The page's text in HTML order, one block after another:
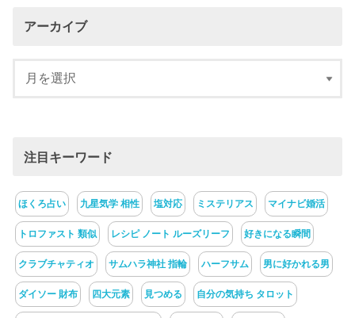
アーカイブ
注目キーワード
ほくろ占い 九星気学 相性 塩対応 ミステリアス マイナビ婚活
トロファスト 類似 レシピ ノート ルーズリーフ 好きになる瞬間
クラブチャティオ サムハラ神社 指輪 ハーフサム 男に好かれる男
ダイソー 財布 四大元素 見つめる 自分の気持ち タロット